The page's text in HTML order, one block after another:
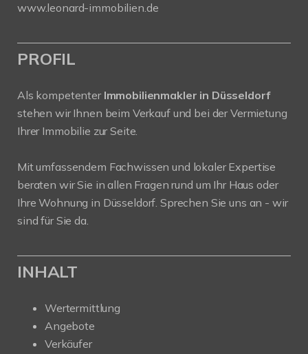
www.leonard-immobilien.de
PROFIL
Als kompetenter Immobilienmakler in Düsseldorf
stehen wir Ihnen beim Verkauf und bei der Vermietung
Ihrer Immobilie zur Seite.
Mit umfassendem Fachwissen und lokaler Expertise
beraten wir Sie in allen Fragen rund um Ihr Haus oder
Ihre Wohnung in Düsseldorf. Sprechen Sie uns an - wir
sind für Sie da.
INHALT
Wertermittlung
Angebote
Verkäufer